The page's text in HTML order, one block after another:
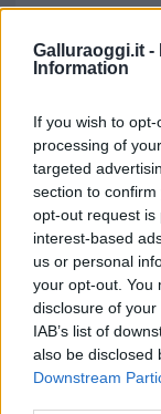
Galluraoggi.it -
Information
If you wish to
processing of
targeted
section to
opt-out request is
interest-based
us or personal
your opt-out. You
disclosure of
IAB’s list of
also be disclosed
Downstream